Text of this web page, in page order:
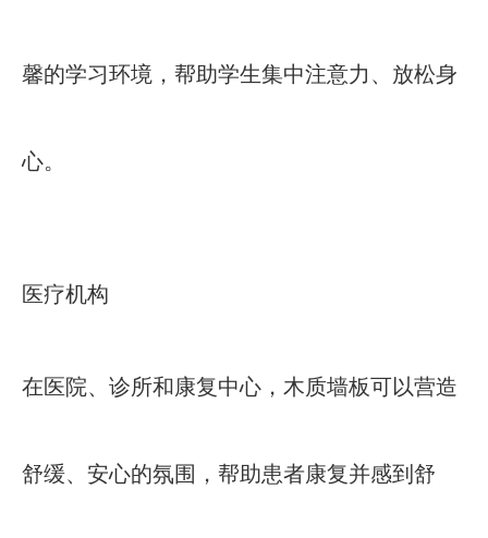
馨的学习环境，帮助学生集中注意力、放松身
心。
医疗机构
在医院、诊所和康复中心，木质墙板可以营造
舒缓、安心的氛围，帮助患者康复并感到舒